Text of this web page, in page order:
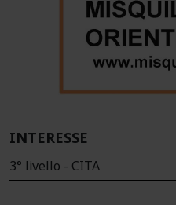
INTERESSE
3° livello - CITA